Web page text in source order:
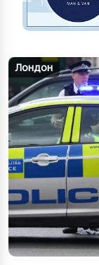
Лондон